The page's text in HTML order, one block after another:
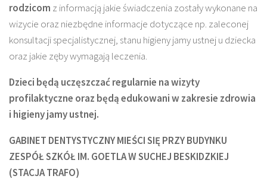
rodzicom z informacją jakie świadczenia zostały wykonane na
wizycie oraz niezbędne informacje dotyczące np. zaleconej
konsultacji specjalistycznej, stanu higieny jamy ustnej u dziecka
oraz jakie zęby wymagają leczenia.
Dzieci będą uczęszczać regularnie na wizyty
profilaktyczne oraz będą edukowani w zakresie zdrowia
i higieny jamy ustnej.
GABINET DENTYSTYCZNY MIEŚCI SIĘ PRZY BUDYNKU
ZESPÓŁ SZKÓŁ IM. GOETLA W SUCHEJ BESKIDZKIEJ
(STACJA TRAFO)